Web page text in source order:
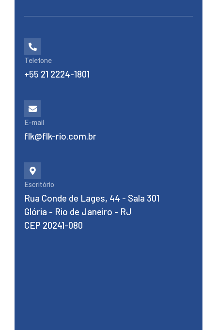
Telefone
+55 21 2224-1801
E-mail
flk@flk-rio.com.br
Escritório
Rua Conde de Lages, 44 - Sala 301
Glória - Rio de Janeiro - RJ
CEP 20241-080